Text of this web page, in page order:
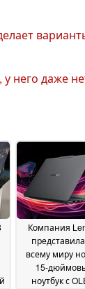
него даже
Компания
всему миру
15-
ноутбук с